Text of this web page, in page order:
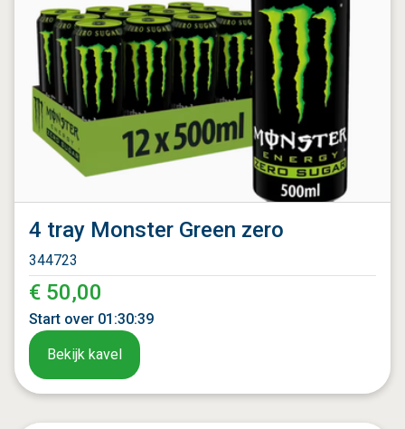
4 tray Monster Green zero
344723
€ 50,00
Start over 01 :30:37
Bekijk kavel